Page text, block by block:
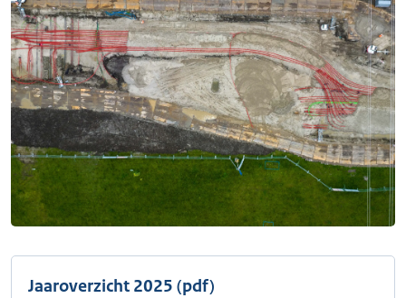
Jaaroverzicht 2025 (pdf)